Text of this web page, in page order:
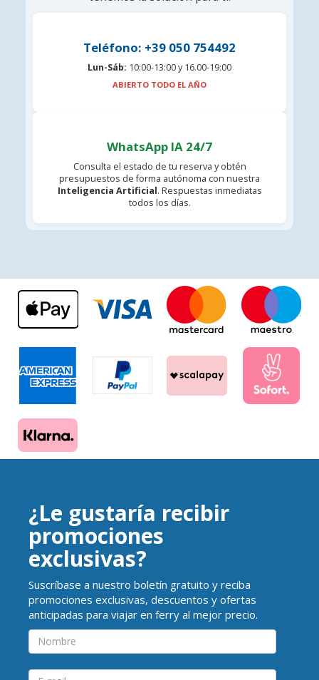
Teléfono: +39 050 754492
Lun-Sáb: 10:00-13:00 y 16.00-19:00
ABIERTO TODO EL AÑO
WhatsApp IA 24/7
Consulta el estado de tu reserva y obtén
presupuestos de forma autónoma con nuestra
Inteligencia Artificial. Respuestas inmediatas
todos los días.
¿Le gustaría recibir
promociones
exclusivas?
Suscríbase a nuestro boletín gratuito y reciba
promociones exclusivas, descuentos y ofertas
anticipadas para viajar en ferry al mejor precio.